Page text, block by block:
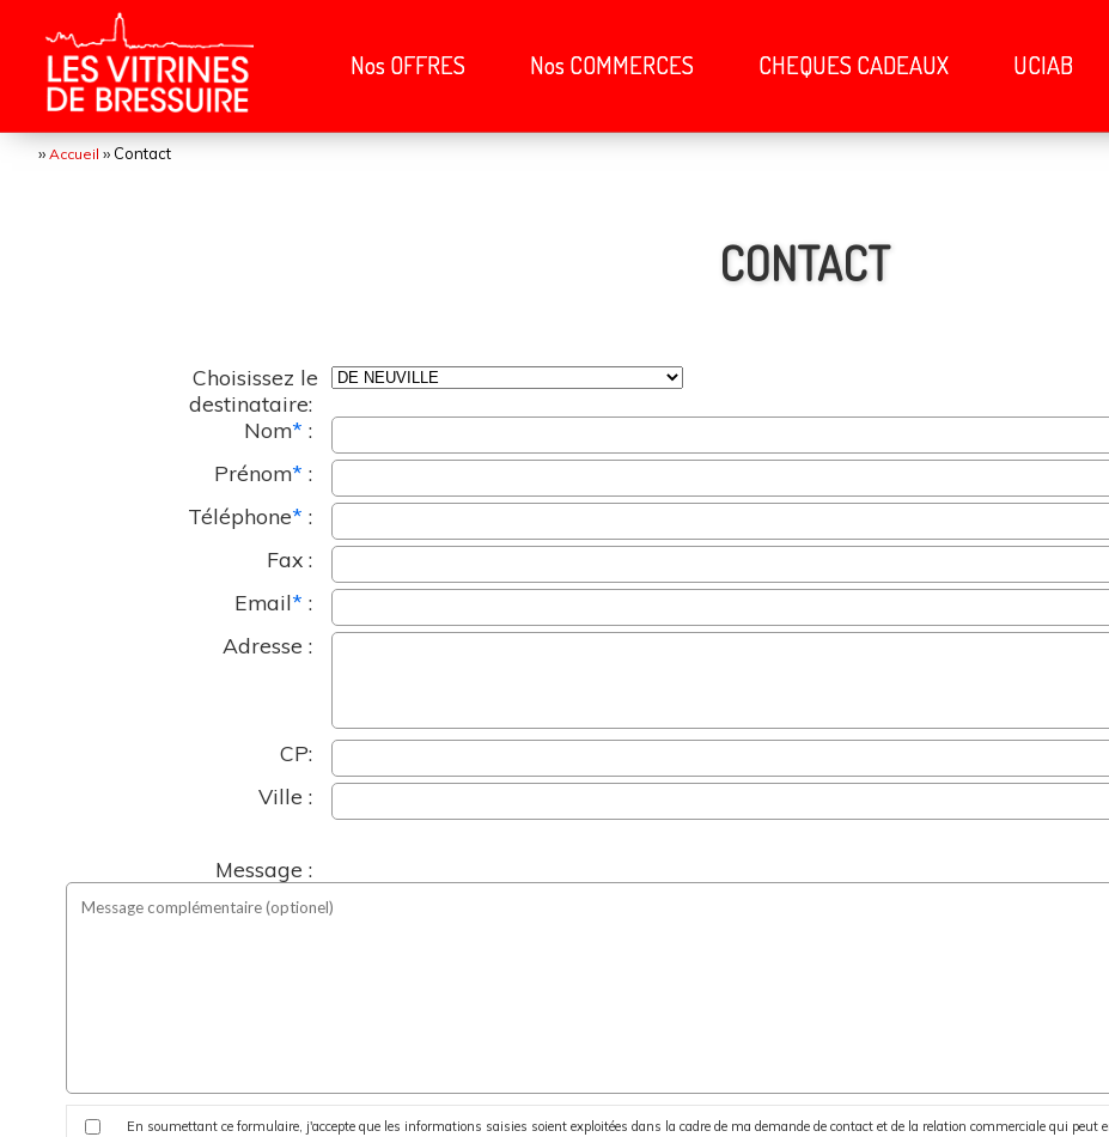
Nos OFFRES Nos COMMERCES CHEQUES CADEAUX UCIAB
›› Accueil ›› Contact
CONTACT
Choisissez le
destinataire:
Nom* :
Prénom* :
Téléphone* :
Fax :
Email* :
Adresse :
CP:
Ville :
Message :
En soumettant ce formulaire, j'accepte que les informations saisies soient exploitées dans la cadre de ma demande de contact et de la relation commerciale qui peut